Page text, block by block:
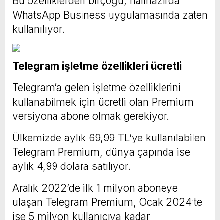
WhatsApp Business uygulamasında zaten
kullanılıyor.
Telegram işletme özellikleri ücretli
Telegram’a gelen işletme özelliklerini
kullanabilmek için ücretli olan Premium
versiyona abone olmak gerekiyor.
Ülkemizde aylık 69,99 TL’ye kullanılabilen
Telegram Premium, dünya çapında ise
aylık 4,99 dolara satılıyor.
Aralık 2022’de ilk 1 milyon aboneye
ulaşan Telegram Premium, Ocak 2024’te
ise 5 milyon kullanıcıya kadar